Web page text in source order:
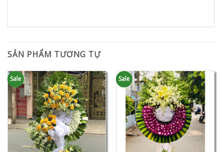
SẢN PHẨM TƯƠNG TỰ
Sale Sale